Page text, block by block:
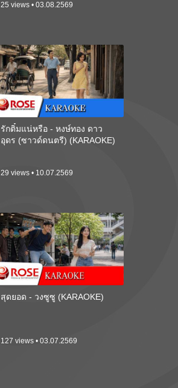
25 views • 03.08.2569
รักติ๋มแน่หรือ - หงษ์ทอง ดาว
อุดร (ซาวด์ดนตรี) (KARAOKE)
29 views • 10.07.2569
สุดยอด - วงซูซู (KARAOKE)
127 views • 03.07.2569